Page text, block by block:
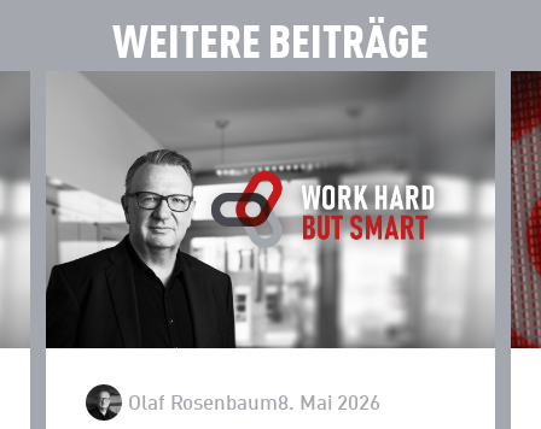
WEITERE BEITRÄGE
Olaf Rosenbaum8. Mai 2026